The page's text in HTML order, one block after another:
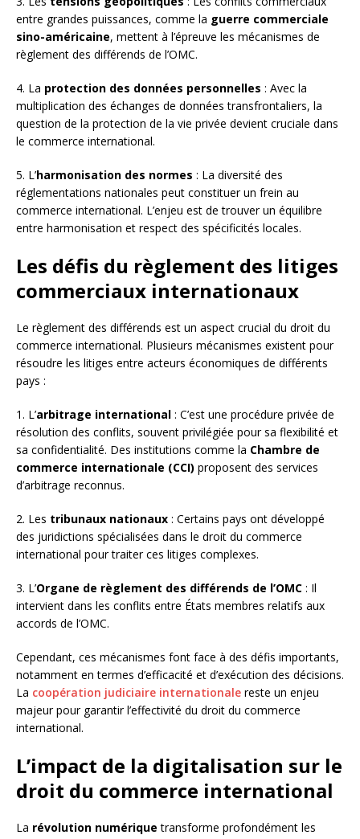
entre grandes puissances, comme la guerre commerciale
sino-américaine, mettent à l’épreuve les mécanismes de
règlement des différends de l’OMC.
4. La protection des données personnelles : Avec la
multiplication des échanges de données transfrontaliers, la
question de la protection de la vie privée devient cruciale dans
le commerce international.
5. L’harmonisation des normes : La diversité des
réglementations nationales peut constituer un frein au
commerce international. L’enjeu est de trouver un équilibre
entre harmonisation et respect des spécificités locales.
Les défis du règlement des litiges
commerciaux internationaux
Le règlement des différends est un aspect crucial du droit du
commerce international. Plusieurs mécanismes existent pour
résoudre les litiges entre acteurs économiques de différents
pays :
1. L’arbitrage international : C’est une procédure privée de
résolution des conflits, souvent privilégiée pour sa flexibilité et
sa confidentialité. Des institutions comme la Chambre de
commerce internationale (CCI) proposent des services
d’arbitrage reconnus.
2. Les tribunaux nationaux : Certains pays ont développé
des juridictions spécialisées dans le droit du commerce
international pour traiter ces litiges complexes.
3. L’Organe de règlement des différends de l’OMC : Il
intervient dans les conflits entre États membres relatifs aux
accords de l’OMC.
Cependant, ces mécanismes font face à des défis importants,
notamment en termes d’efficacité et d’exécution des décisions.
La coopération judiciaire internationale reste un enjeu
majeur pour garantir l’effectivité du droit du commerce
international.
L’impact de la digitalisation sur le
droit du commerce international
La révolution numérique transforme profondément les